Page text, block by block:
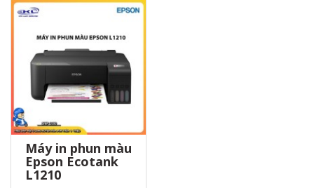
Máy in phun màu
Epson Ecotank
L1210